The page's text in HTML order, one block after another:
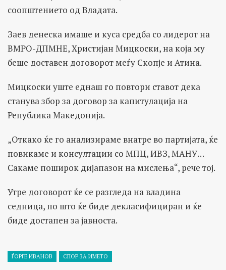
соопштението од Владата.
Заев денеска имаше и куса средба со лидерот на
ВМРО-ДПМНЕ, Христијан Мицкоски, на која му
беше доставен договорот меѓу Скопје и Атина.
Мицкоски уште еднаш го повтори ставот дека
станува збор за договор за капитулација на
Република Македонија.
„Откако ќе го анализираме внатре во партијата, ќе
повикаме и консултации со МПЦ, ИВЗ, МАНУ…
Сакаме поширок дијaпазон на мислења“, рече тој.
Утре договорот ќе се разгледа на владина
седница, по што ќе биде декласифициран и ќе
биде достапен за јавноста.
ЃОРГЕ ИВАНОВ СПОР ЗА ИМЕТО